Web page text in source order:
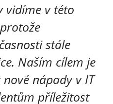
vidíme v této
stále
Naším cílem je
nápady v IT
příležitost